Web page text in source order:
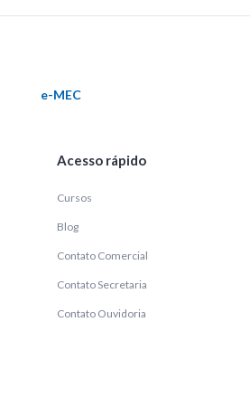
e-MEC
Acesso rápido
Cursos
Blog
Contato Comercial
Contato Secretaria
Contato Ouvidoria